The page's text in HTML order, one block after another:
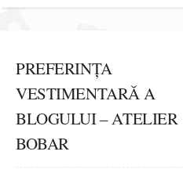
PREFERINȚA
VESTIMENTARĂ A
BLOGULUI – ATELIER
BOBAR